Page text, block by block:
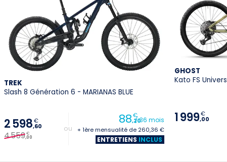
TREK
Slash 8 Génération 6 - MARIANAS BLUE
2 598,60
€
4 559,00
€
88,20
€
/ 36 mois
+ 1ère mensualité de 260,36 €
ENTRETIENS INCLUS
GHOST
Kato FS
1 999,00
€